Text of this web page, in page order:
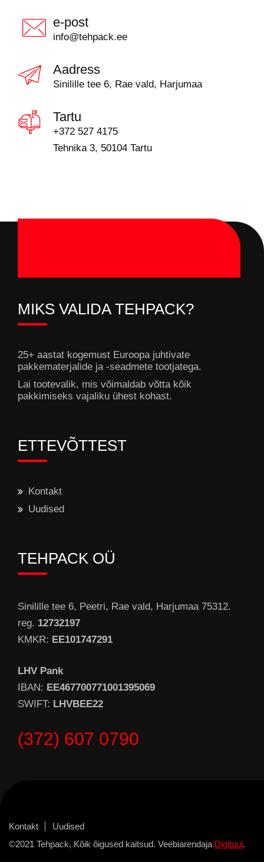
e-post
info@tehpack.ee
Aadress
Sinilille tee 6, Rae vald, Harjumaa
Tartu
+372 527 4175
Tehnika 3, 50104 Tartu
MIKS VALIDA TEHPACK?
25+ aastat kogemust Euroopa juhtivate
pakkematerjalide ja -seadmete tootjatega.
Lai tootevalik, mis võimaldab võtta kõik
pakkimiseks vajaliku ühest kohast.
ETTEVÕTTEST
Kontakt
Uudised
TEHPACK OÜ
Sinilille tee 6, Peetri, Rae vald, Harjumaa 75312.
reg. 12732197
KMKR: EE101747291
LHV Pank
IBAN: EE467700771001395069
SWIFT: LHVBEE22
(372) 607 0790
Kontakt
Uudised
©2021 Tehpack, Kõik õigused kaitsud. Veebiarendaja Digituul.